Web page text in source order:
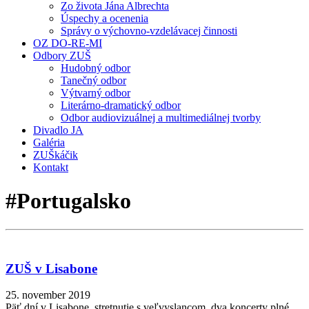
Zo života Jána Albrechta
Úspechy a ocenenia
Správy o výchovno-vzdelávacej činnosti
OZ DO-RE-MI
Odbory ZUŠ
Hudobný odbor
Tanečný odbor
Výtvarný odbor
Literárno-dramatický odbor
Odbor audiovizuálnej a multimediálnej tvorby
Divadlo JA
Galéria
ZUŠkáčik
Kontakt
#Portugalsko
ZUŠ v Lisabone
25. november 2019